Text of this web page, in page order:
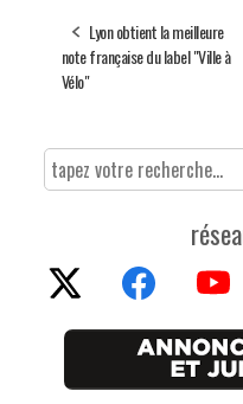
Lyon obtient la meilleure
note française du label "Ville à
Vélo"